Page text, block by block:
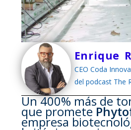
Enrique
CEO Coda
del podcast The
Un 400% más de
que promete
empresa